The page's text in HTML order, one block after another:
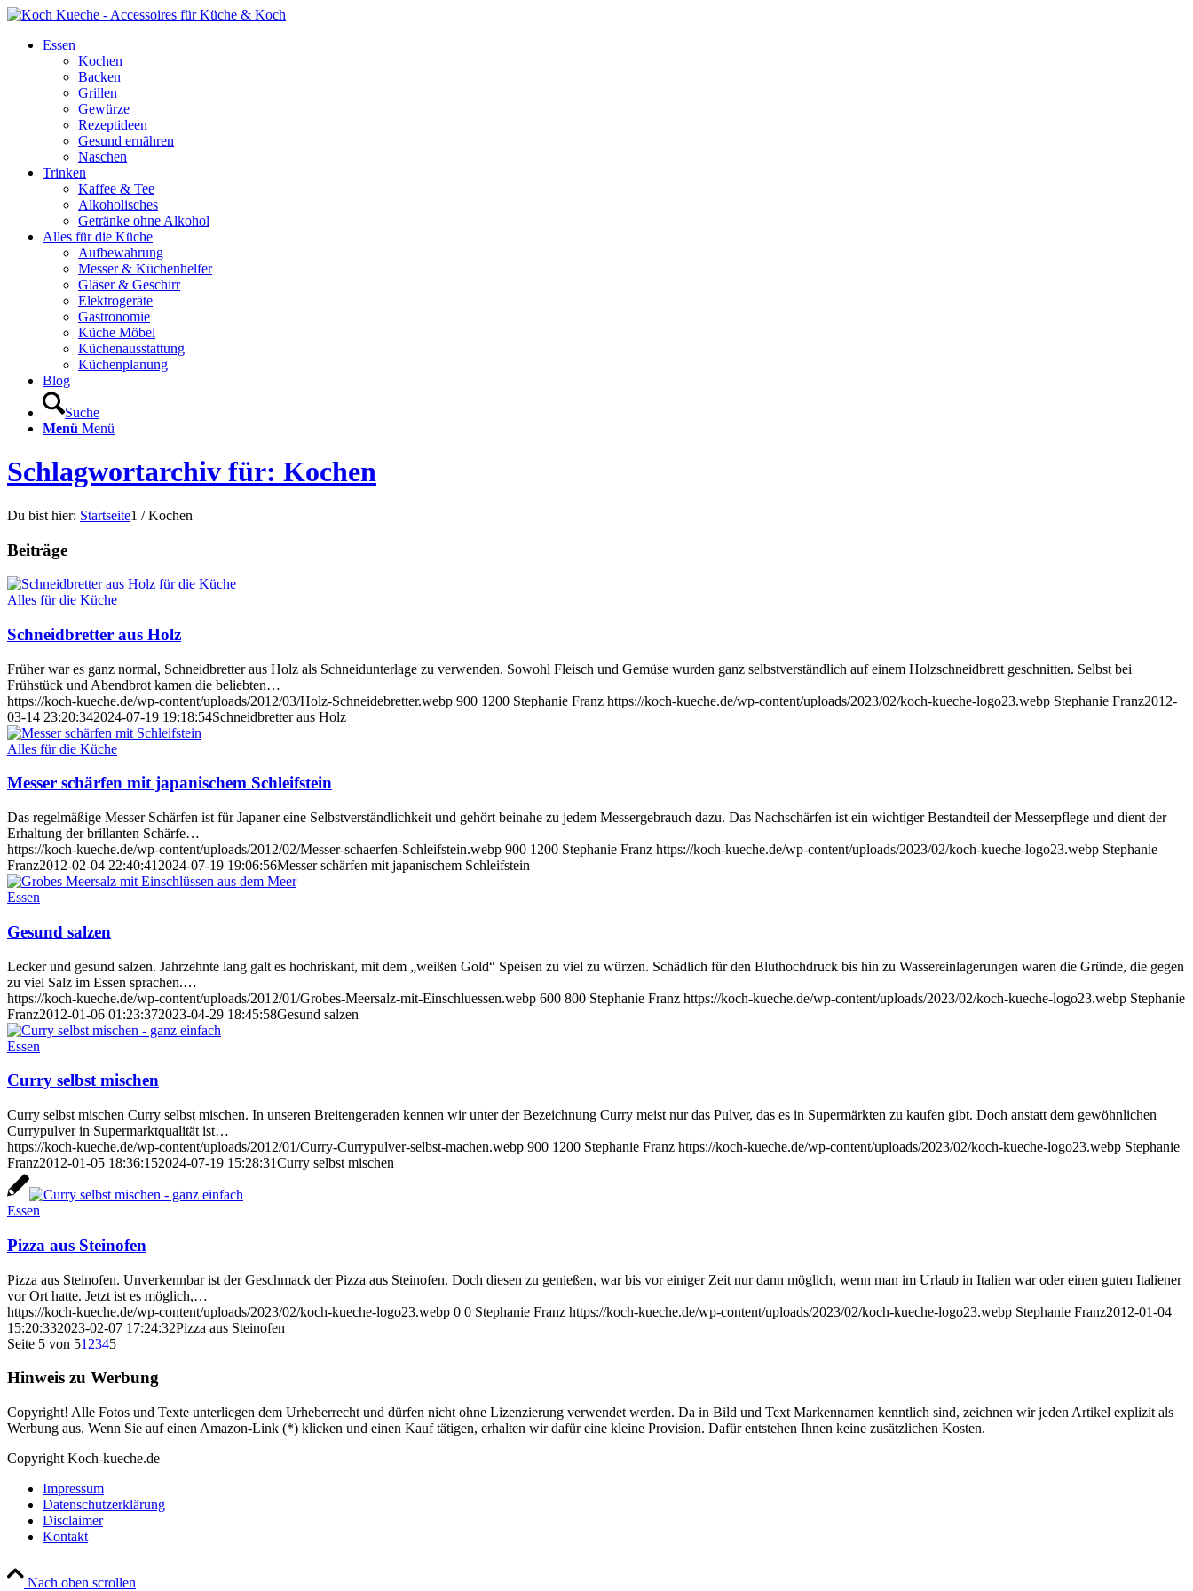
Essen
Kochen
Backen
Grillen
Gewürze
Rezeptideen
Gesund ernähren
Naschen
Trinken
Kaffee & Tee
Alkoholisches
Getränke ohne Alkohol
Alles für die Küche
Aufbewahrung
Messer & Küchenhelfer
Gläser & Geschirr
Elektrogeräte
Gastronomie
Küche Möbel
Küchenausstattung
Küchenplanung
Blog
Suche
Menü Menü
Schlagwortarchiv für: Kochen
Du bist hier: Startseite1 / Kochen
Beiträge
Alles für die Küche
Schneidbretter aus Holz
Früher war es ganz normal, Schneidbretter aus Holz als Schneidunterlage zu verwenden. Sowohl Fleisch und Gemüse wurden ganz selbstverständlich auf einem Holzschneidbrett geschnitten. Selbst bei
Frühstück und Abendbrot kamen die beliebten…
https://koch-kueche.de/wp-content/uploads/2012/03/Holz-Schneidebretter.webp 900 1200 Stephanie Franz https://koch-kueche.de/wp-content/uploads/2023/02/koch-kueche-logo23.webp Stephanie Franz2012-
03-14 23:20:342024-07-19 19:18:54Schneidbretter aus Holz
Alles für die Küche
Messer schärfen mit japanischem Schleifstein
Das regelmäßige Messer Schärfen ist für Japaner eine Selbstverständlichkeit und gehört beinahe zu jedem Messergebrauch dazu. Das Nachschärfen ist ein wichtiger Bestandteil der Messerpflege und dient der
Erhaltung der brillanten Schärfe…
https://koch-kueche.de/wp-content/uploads/2012/02/Messer-schaerfen-Schleifstein.webp 900 1200 Stephanie Franz https://koch-kueche.de/wp-content/uploads/2023/02/koch-kueche-logo23.webp Stephanie
Franz2012-02-04 22:40:41 2024-07-19 19:06:56Messer schärfen mit japanischem Schleifstein
Essen
Gesund salzen
Lecker und gesund salzen. Jahrzehnte lang galt es hochriskant, mit dem „weißen Gold“ Speisen zu viel zu würzen. Schädlich für den Bluthochdruck bis hin zu Wassereinlagerungen waren die Gründe, die gegen
zu viel Salz im Essen sprachen.…
https://koch-kueche.de/wp-content/uploads/2012/01/Grobes-Meersalz-mit-Einschluessen.webp 600 800 Stephanie Franz https://koch-kueche.de/wp-content/uploads/2023/02/koch-kueche-logo23.webp Stephanie
Franz2012-01-06 01:23:372023-04-29 18:45:58Gesund salzen
Essen
Curry selbst mischen
Curry selbst mischen Curry selbst mischen. In unseren Breitengeraden kennen wir unter der Bezeichnung Curry meist nur das Pulver, das es in Supermärkten zu kaufen gibt. Doch anstatt dem gewöhnlichen
Currypulver in Supermarktqualität ist…
https://koch-kueche.de/wp-content/uploads/2012/01/Curry-Currypulver-selbst-machen.webp 900 1200 Stephanie Franz https://koch-kueche.de/wp-content/uploads/2023/02/koch-kueche-logo23.webp Stephanie
Franz2012-01-05 18:36:152024-07-19 15:28:31Curry selbst mischen
Essen
Pizza aus Steinofen
Pizza aus Steinofen. Unverkennbar ist der Geschmack der Pizza aus Steinofen. Doch diesen zu genießen, war bis vor einiger Zeit nur dann möglich, wenn man im Urlaub in Italien war oder einen guten Italiener
vor Ort hatte. Jetzt ist es möglich,…
https://koch-kueche.de/wp-content/uploads/2023/02/koch-kueche-logo23.webp 0 0 Stephanie Franz https://koch-kueche.de/wp-content/uploads/2023/02/koch-kueche-logo23.webp Stephanie Franz2012-01-04
15:20:332023-02-07 17:24:32Pizza aus Steinofen
Seite 5 von 51 2345
Hinweis zu Werbung
Copyright! Alle Fotos und Texte unterliegen dem Urheberrecht und dürfen nicht ohne Lizenzierung verwendet werden. Da in Bild und Text Markennamen kenntlich sind, zeichnen wir jeden Artikel explizit als
Werbung aus. Wenn Sie auf einen Amazon-Link (*) klicken und einen Kauf tätigen, erhalten wir dafür eine kleine Provision. Dafür entstehen Ihnen keine zusätzlichen Kosten.
Copyright Koch-kueche.de
Impressum
Datenschutzerklärung
Disclaimer
Kontakt
Nach oben scrollen